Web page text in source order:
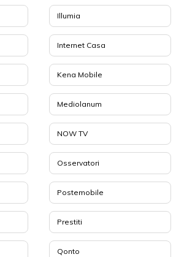
Illumia
Internet Casa
Kena Mobile
Mediolanum
NOW TV
Osservatori
Postemobile
Prestiti
Qonto